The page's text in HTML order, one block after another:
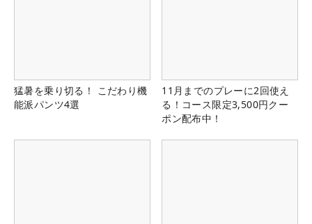
猛暑を乗り切る！ こだわり機
能派パンツ4選
11月までのプレーに2回使え
る！コース限定3,500円クー
ポン配布中！